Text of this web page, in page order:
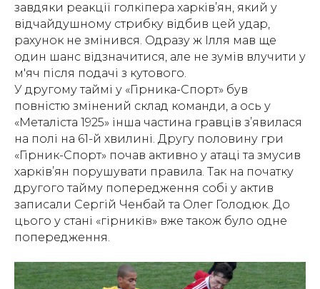
завдяки реакції голкіпера харків’ян, який у
відчайдушному стрибку відбив цей удар,
рахунок не змінився. Одразу ж Ілля мав ще
один шанс відзначитися, але не зумів влучити у
м'яч після подачі з кутового.
У другому таймі у «Гірника-Спорт» був
повністю змінений склад команди, а ось у
«Металіста 1925» інша частина гравців з’явилася
на полі на 61-й хвилині. Другу половину гри
«Гірник-Спорт» почав активно у атаці та змусив
харків’ян порушувати правила. Так на початку
другого тайму попередження собі у актив
записали Сергій Ченбай та Олег Голодюк. До
цього у стані «гірників» вже також було одне
попередження.